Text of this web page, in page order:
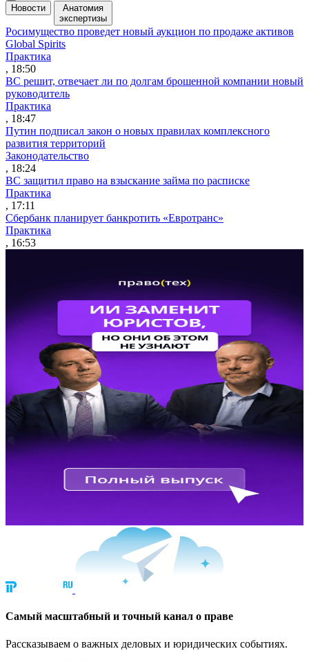
Новости
Анатомия
экспертизы
Росимущество проведет новый аукцион по продаже активов
Global Spirits
Практика
, 18:50
ВС решит, отвечает ли по долгам брошенной компании новый
руководитель
Практика
, 18:47
Путин подписал закон о новых правилах комплексного
развития территорий
Законодательство
, 18:24
ВС защитил право на взыскание займа по расписке
Практика
, 17:11
Сбербанк планирует банкротить «Евротранс»
Практика
, 16:53
Cамый масштабный и точный канал о праве
Рассказываем о важных деловых и юридических событиях.